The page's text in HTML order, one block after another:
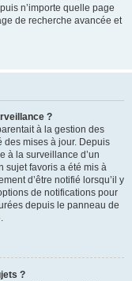
n’importe quelle page
de recherche avancée et
?
à la gestion des
des mises à jour. Depuis
à la surveillance d’un
sujet favoris a été mis à
d’être notifié lorsqu’il y
de notifications pour
depuis le panneau de
?